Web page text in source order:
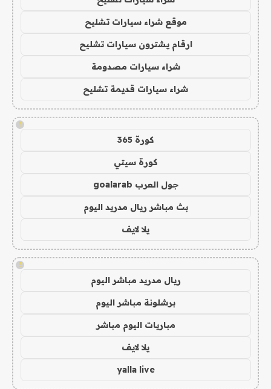
موقع شراء سيارات تشليح
ارقام يشترون سيارات تشليح
شراء سيارات مصدومة
شراء سيارات قديمة تشليح
!
كورة 365
كورة سيتي
جول العرب goalarab
بث مباشر ريال مدريد اليوم
يلا لايف
!
ريال مدريد مباشر اليوم
برشلونة مباشر اليوم
مباريات اليوم مباشر
يلا لايف
yalla live